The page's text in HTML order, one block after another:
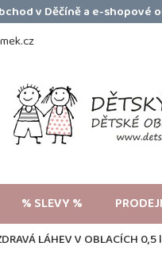
v Děčíně a e-
% SLEVY %
LÁHEV V OBLACÍCH